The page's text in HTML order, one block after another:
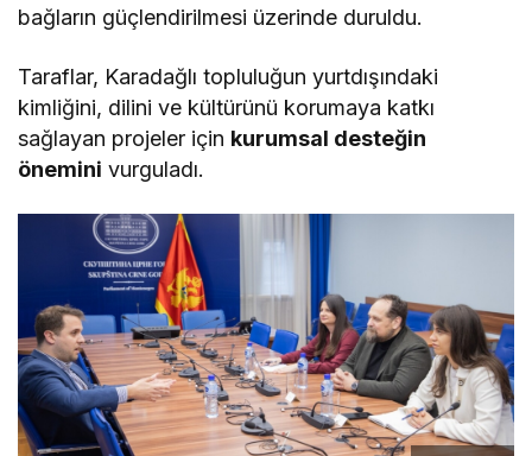
bağların güçlendirilmesi üzerinde duruldu.
Taraflar, Karadağlı topluluğun yurtdışındaki
kimliğini, dilini ve kültürünü korumaya katkı
sağlayan projeler için kurumsal desteğin
önemini vurguladı.